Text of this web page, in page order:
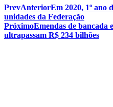
PrevAnteriorEm 2020, 1º ano
unidades da Federação
PróximoEmendas de bancada
ultrapassam R$ 234 bilhões